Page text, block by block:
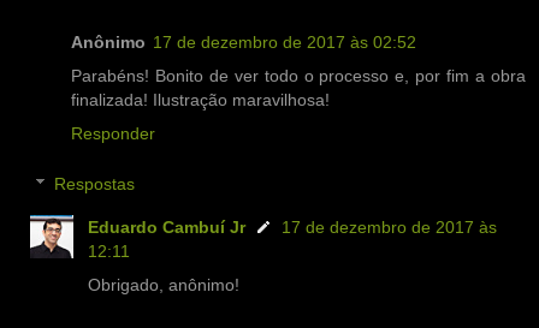
Anônimo 17 de dezembro de 2017 às 02:52
Parabéns! Bonito de ver todo o processo e, por fim a obra
finalizada! Ilustração maravilhosa!
Responder
Respostas
Eduardo Cambuí Jr
17 de dezembro de 2017 às
12:11
Obrigado, anônimo!